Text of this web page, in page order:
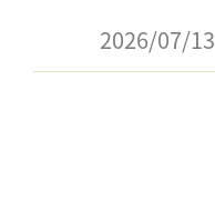
2026/07/13